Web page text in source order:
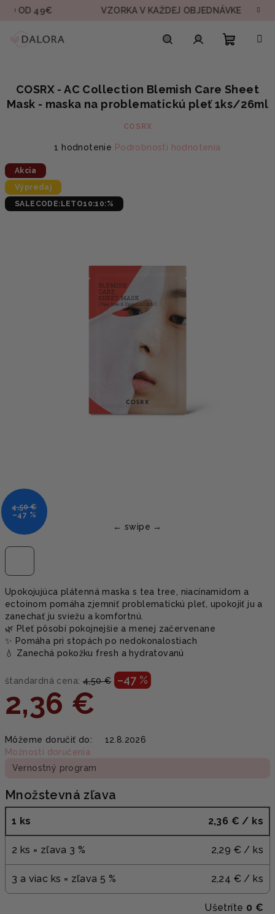
Prejsť
VZORKA V KAŽDEJ OBJEDNÁVKE
košík
Upokojujúca plátenná maska s tea tree, niacínamidom a
ectoinom pomáha zjemniť problematickú pleť, upokojiť ju a
zanechať ju sviežu a komfortnú.
🌿 Pleť pôsobí pokojnejšie a menej začervenane
✨ Pomáha pri stopách po nedokonalostiach
💧 Zanechá pokožku fresh a hydratovanú
štandardná cena: 4,50 € –47 %
2,36 €
cena:
Môžeme doručiť do:
12.8.2026
Možnosti doručenia
Vernostný program
Množstevná zľava
1 ks 2,36 € / ks
2 ks = zľava 3 % 2,29 € / ks
3 a viac ks = zľava 5 % 2,24 € / ks
Ušetríte 0 €
COSRX - AC Collection Blemish Care Sheet
Mask - maska na problematickú pleť 1ks/26ml
COSRX
Priemerné
je
5,0
z
1 hodnotenie Podrobnosti hodnotenia
Akcia
Výpredaj
SALECODE:LETO10:10:%
4,50 €
–47 %